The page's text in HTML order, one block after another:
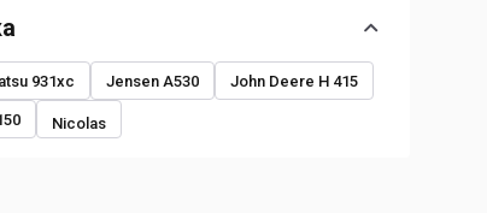
931xc Jensen A530 John Deere H 415
Nicolas